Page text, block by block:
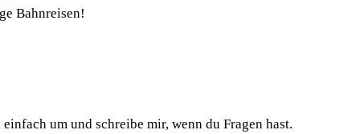
Bahnreisen!
um und schreibe mir, wenn du Fragen hast.